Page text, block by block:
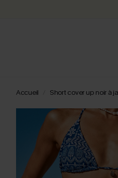
Accueil Short cover up noir à